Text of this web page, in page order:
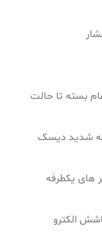
بسته تا حالت
شدید دیسک
های یکطرفه
الکترو